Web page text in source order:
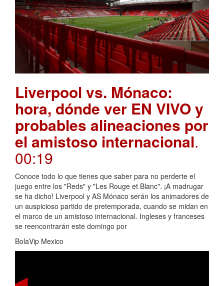
Liverpool vs. Mónaco:
hora, dónde ver EN VIVO y
probables alineaciones por
el amistoso internacional.
00:19
Conoce todo lo que tienes que saber para no perderte el
juego entre los "Reds" y "Les Rouge et Blanc". ¡A madrugar
se ha dicho! Liverpool y AS Mónaco serán los animadores de
un auspicioso partido de pretemporada, cuando se midan en
el marco de un amistoso internacional. Ingleses y franceses
se reencontrarán este domingo por
BolaVip Mexico